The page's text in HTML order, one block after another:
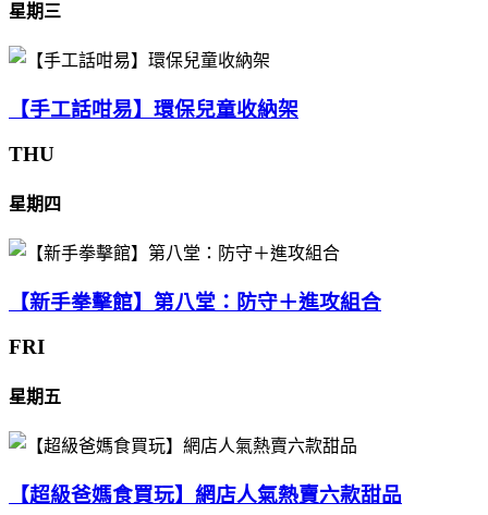
星期三
【手工話咁易】環保兒童收納架
THU
星期四
【新手拳擊館】第八堂：防守＋進攻組合
FRI
星期五
【超級爸媽食買玩】網店人氣熱賣六款甜品